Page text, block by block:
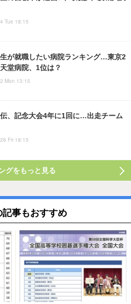
Tue 18:15
が就職したい病院ランキング…東京2
堂病院、1位は？
Mon 13:15
、記念大会4年に1回に…出走チーム
Fri 18:15
グをもっと見る
記事もおすすめ